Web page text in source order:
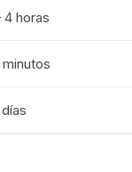
4 horas